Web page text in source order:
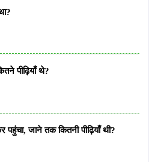
पीढ़ियाँ थे?
पहुंचा, जाने तक कितनी पीढ़ियाँ थी?